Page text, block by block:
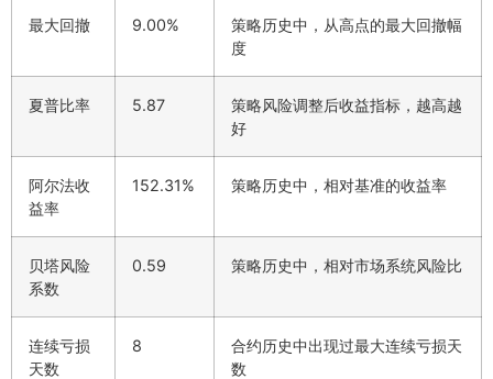
最大回撤 9.00%
策略历史中，从高点的最大回撤幅
度
夏普比率 5.87
策略风险调整后收益指标，越高越
好
阿尔法收
益率
152.31% 策略历史中，相对基准的收益率
贝塔风险
系数
0.59 策略历史中，相对市场系统风险比
连续亏损
天数
8
合约历史中出现过最大连续亏损天
数